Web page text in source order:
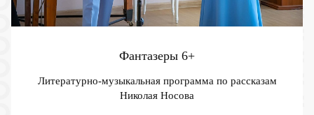
Фантазеры 6+
Литературно-музыкальная программа по рассказам
Николая Носова